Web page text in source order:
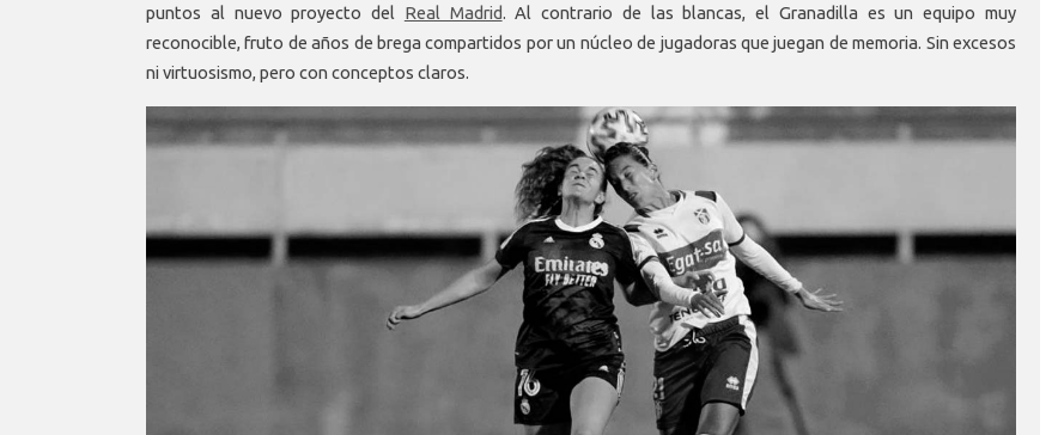
puntos al nuevo proyecto del Real Madrid. Al contrario de las blancas, el Granadilla es un equipo muy
reconocible, fruto de años de brega compartidos por un núcleo de jugadoras que juegan de memoria. Sin excesos
ni virtuosismo, pero con conceptos claros.